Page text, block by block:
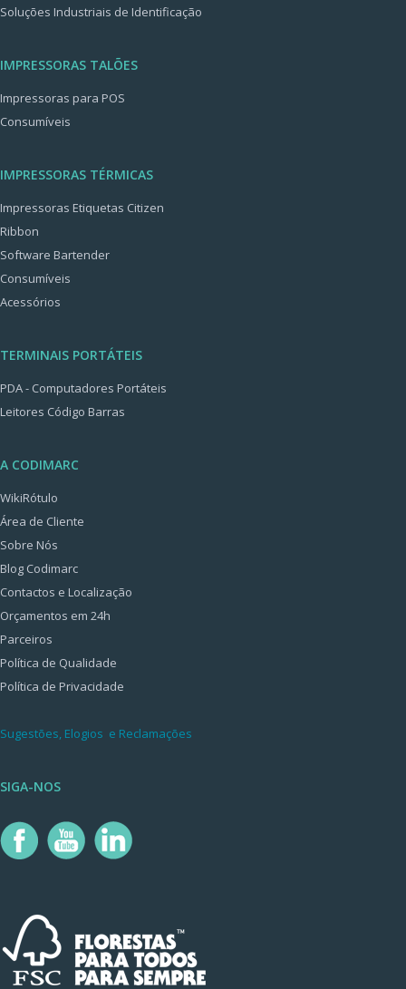
Soluções Industriais de Identificação
IMPRESSORAS TALÕES
Impressoras para POS
Consumíveis
IMPRESSORAS TÉRMICAS
Impressoras Etiquetas Citizen
Ribbon
Software Bartender
Consumíveis
Acessórios
TERMINAIS PORTÁTEIS
PDA - Computadores Portáteis
Leitores Código Barras
A CODIMARC
WikiRótulo
Área de Cliente
Sobre Nós
Blog Codimarc
Contactos e Localização
Orçamentos em 24h
Parceiros
Política de Qualidade
Política de Privacidade
Sugestões, Elogios e Reclamações
SIGA-NOS